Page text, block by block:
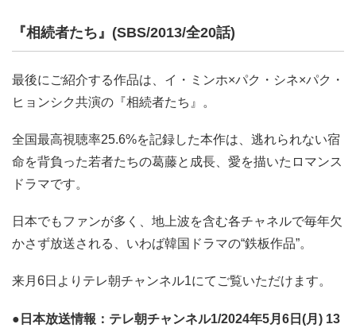
『相続者たち』(SBS/2013/全20話)
最後にご紹介する作品は、イ・ミンホ×パク・シネ×パク・
ヒョンシク共演の『相続者たち』。
全国最高視聴率25.6%を記録した本作は、逃れられない宿
命を背負った若者たちの葛藤と成長、愛を描いたロマンス
ドラマです。
日本でもファンが多く、地上波を含む各チャネルで毎年欠
かさず放送される、いわば韓国ドラマの“鉄板作品”。
来月6日よりテレ朝チャンネル1にてご覧いただけます。
●日本放送情報：テレ朝チャンネル1/2024年5月6日(月) 13